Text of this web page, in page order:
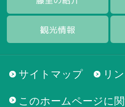
サイトマップ リ
このホームページに